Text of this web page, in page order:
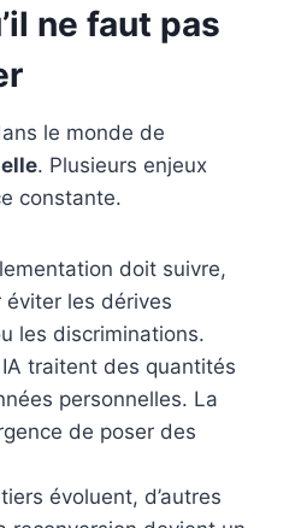
ne faut pas
le monde de
. Plusieurs enjeux
constante.
doit suivre,
les dérives
les discriminations.
traitent des quantités
personnelles. La
de poser des
évoluent, d’autres